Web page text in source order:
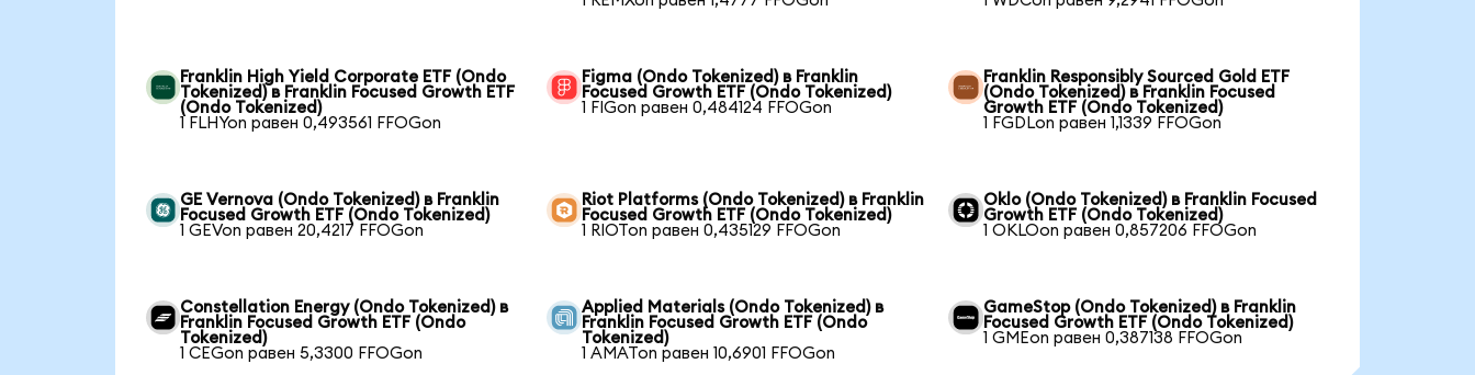
Franklin High Yield Corporate ETF (Ondo
Tokenized) в Franklin Focused Growth ETF
(Ondo Tokenized)
1 FLHYon равен 0,493561 FFOGon
Figma (Ondo Tokenized) в Franklin
Focused Growth ETF (Ondo Tokenized)
1 FIGon равен 0,484124 FFOGon
Franklin Responsibly Sourced Gold ETF
(Ondo Tokenized) в Franklin Focused
Growth ETF (Ondo Tokenized)
1 FGDLon равен 1,1339 FFOGon
GE Vernova (Ondo Tokenized) в Franklin
Focused Growth ETF (Ondo Tokenized)
1 GEVon равен 20,4217 FFOGon
Riot Platforms (Ondo Tokenized) в Franklin
Focused Growth ETF (Ondo Tokenized)
1 RIOTon равен 0,435129 FFOGon
Oklo (Ondo Tokenized) в Franklin Focused
Growth ETF (Ondo Tokenized)
1 OKLOon равен 0,857206 FFOGon
Constellation Energy (Ondo Tokenized) в
Franklin Focused Growth ETF (Ondo
Tokenized)
1 CEGon равен 5,3300 FFOGon
Applied Materials (Ondo Tokenized) в
Franklin Focused Growth ETF (Ondo
Tokenized)
1 AMATon равен 10,6901 FFOGon
GameStop (Ondo Tokenized) в Franklin
Focused Growth ETF (Ondo Tokenized)
1 GMEon равен 0,387138 FFOGon